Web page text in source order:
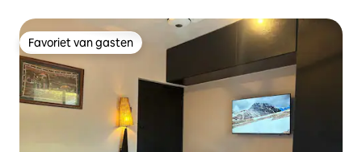
Favoriet van gasten
Favoriet van gasten